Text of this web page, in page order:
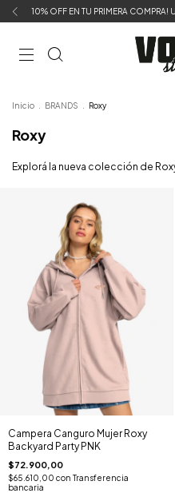
10% OFF EN TU PRIMERA
Inicio BRANDS Roxy
Roxy
Explorá la nueva colección de
Campera Canguro Mujer Roxy
Backyard Party PNK
$72.900,00
$65.610,00 con Transferencia
bancaria